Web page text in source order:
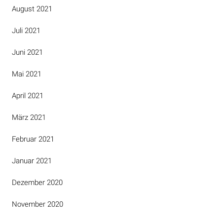
August 2021
Juli 2021
Juni 2021
Mai 2021
April 2021
März 2021
Februar 2021
Januar 2021
Dezember 2020
November 2020